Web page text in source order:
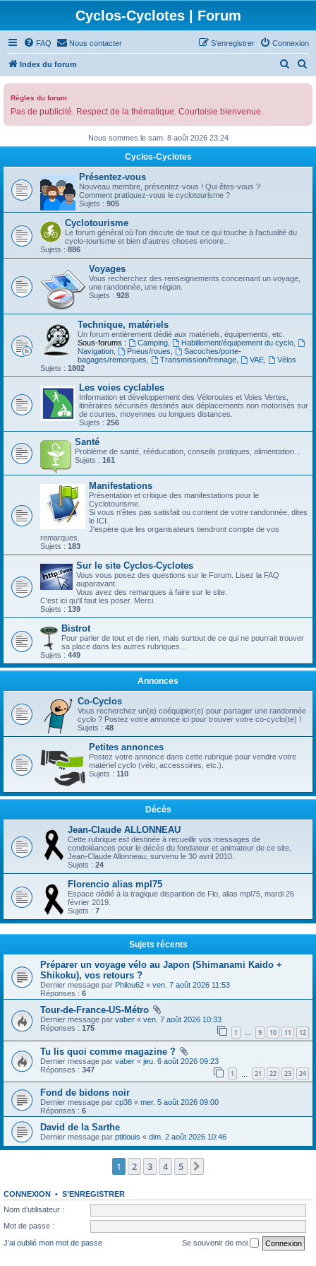
Cyclos-Cyclotes | Forum
FAQ Nous contacter Connexion
S’enregistrer
Index du forum
r
c
r
r
c
r
Règles du forum
Pas de publicité. Respect de la thématique. Courtoisie bienvenue.
Nous sommes le sam. 8 août 2026 23:24
Cyclos-Cyclotes
Présentez-vous
Nouveau membre, présentez-vous ! Qui êtes-vous ?
Comment pratiquez-vous le cyclotourisme ?
Sujets : 905
Cyclotourisme
Le forum général où l'on discute de tout ce qui touche à l'actualité du
cyclo-tourisme et bien d'autres choses encore...
Sujets : 886
Voyages
Vous recherchez des renseignements concernant un voyage,
une randonnée, une région.
Sujets : 928
Technique, matériels
Un forum entièrement dédié aux matériels, équipements, etc.
Sous-forums :
Camping, Habillement/équipement du cyclo,
Navigation
Pneus/roues
Sacoches/porte-
bagages/remorques
Transmission/freinage, VAE,
Vélos
Sujets : 1802
Les voies cyclables
Information et développement des Véloroutes et Voies Vertes,
itinéraires sécurisés destinés aux déplacements non motorisés sur
de courtes, moyennes ou longues distances.
Sujets : 256
Santé
Problème de santé, rééducation, conseils pratiques, alimentation...
Sujets : 161
Manifestations
Présentation et critique des manifestations pour le
Cyclotourisme.
Si vous n'êtes pas satisfait ou content de votre randonnée, dites
le ICI.
J'espère que les organisateurs tiendront compte de vos
remarques.
Sujets : 183
Sur le site Cyclos-Cyclotes
Vous vous posez des questions sur le Forum. Lisez la FAQ
auparavant.
Vous avez des remarques à faire sur le site.
C'est ici qu'il faut les poser. Merci.
Sujets : 139
Bistrot
Pour parler de tout et de rien, mais surtout de ce qui ne pourrait trouver
sa place dans les autres rubriques...
Sujets : 449
Annonces
Co-Cyclos
Vous recherchez un(e) coéquipier(e) pour partager une randonnée
cyclo ? Postez votre annonce ici pour trouver votre co-cyclo(te) !
Sujets : 48
Petites annonces
Postez votre annonce dans cette rubrique pour vendre votre
matériel cyclo (vélo, accessoires, etc.).
Sujets : 110
Décès
Jean-Claude ALLONNEAU
Cette rubrique est destinée à recueillir vos messages de
condoléances pour le décès du fondateur et animateur de ce site,
Jean-Claude Allonneau, survenu le 30 avril 2010.
Sujets : 24
Florencio alias mpl75
Espace dédié à la tragique disparition de Flo, alias mpl75, mardi 26
février 2019.
Sujets : 7
Sujets récents
Préparer un voyage vélo au Japon (Shimanami Kaido +
Shikoku), vos retours ?
Dernier message par Philou62 « ven. 7 août 2026 11:53
Réponses : 6
Tour-de-France-US-Métro
Dernier message par vaber « ven. 7 août 2026 10:33
Réponses : 175 1 … 9 10 11 12
Tu lis quoi comme magazine ?
Dernier message par vaber « jeu. 6 août 2026 09:23
Réponses : 347 1 21 22 23 24
Fond de bidons noir
Dernier message par cp38 « mer. 5 août 2026 09:00
Réponses : 6
David de la Sarthe
Dernier message par ptitlouis « dim. 2 août 2026 10:46
1 2 3 4 5
CONNEXION • S’ENREGISTRER
Nom d’utilisateur :
Mot de passe :
J’ai oublié mon mot de passe
Se souvenir de moi